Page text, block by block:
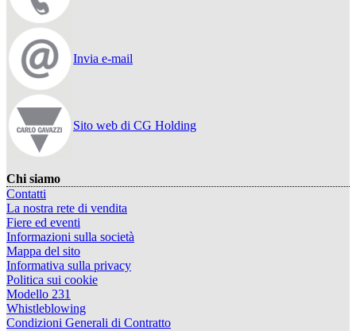
Invia e-mail
Sito web di CG Holding
Chi siamo
Contatti
La nostra rete di vendita
Fiere ed eventi
Informazioni sulla società
Mappa del sito
Informativa sulla privacy
Politica sui cookie
Modello 231
Whistleblowing
Condizioni Generali di Contratto